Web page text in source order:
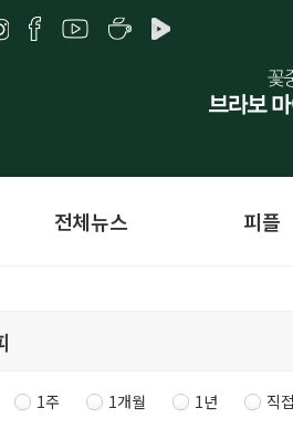
전체뉴스 피플
1주 1개월 1년 직